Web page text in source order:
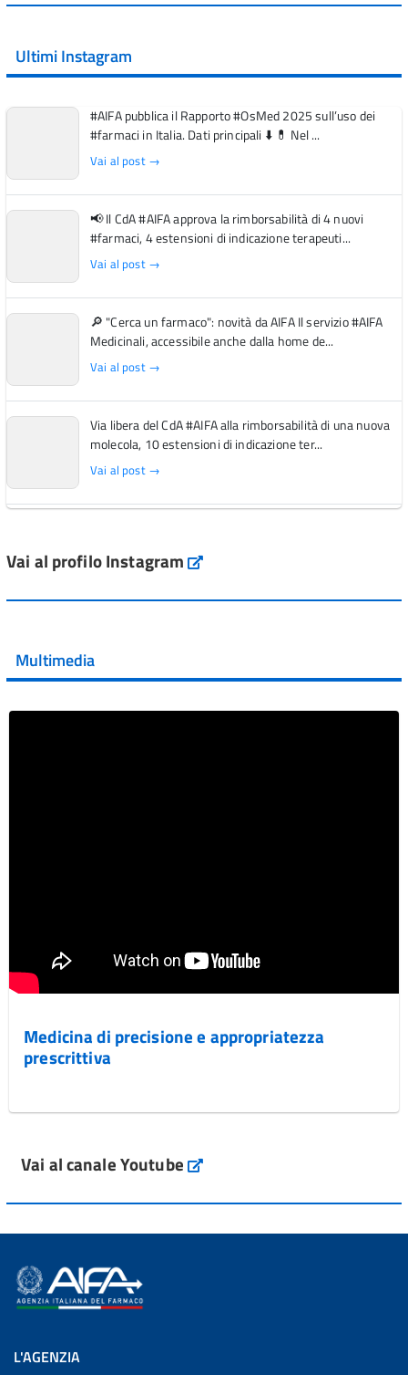
Ultimi Instagram
#AIFA pubblica il Rapporto #OsMed 2025 sull’uso dei
#farmaci in Italia. Dati principali ⬇️ 💊 Nel ...
Vai al post →
📢 Il CdA #AIFA approva la rimborsabilità di 4 nuovi
#farmaci, 4 estensioni di indicazione terapeuti...
Vai al post →
🔎 "Cerca un farmaco": novità da AIFA Il servizio #AIFA
Medicinali, accessibile anche dalla home de...
Vai al post →
Via libera del CdA #AIFA alla rimborsabilità di una nuova
molecola, 10 estensioni di indicazione ter...
Vai al post →
Vai al post →
Vai al post →
Vai al profilo Instagram Instagram
Multimedia
Medicina di precisione e appropriatezza
prescrittiva
Vai al canale Youtube
L'AGENZIA